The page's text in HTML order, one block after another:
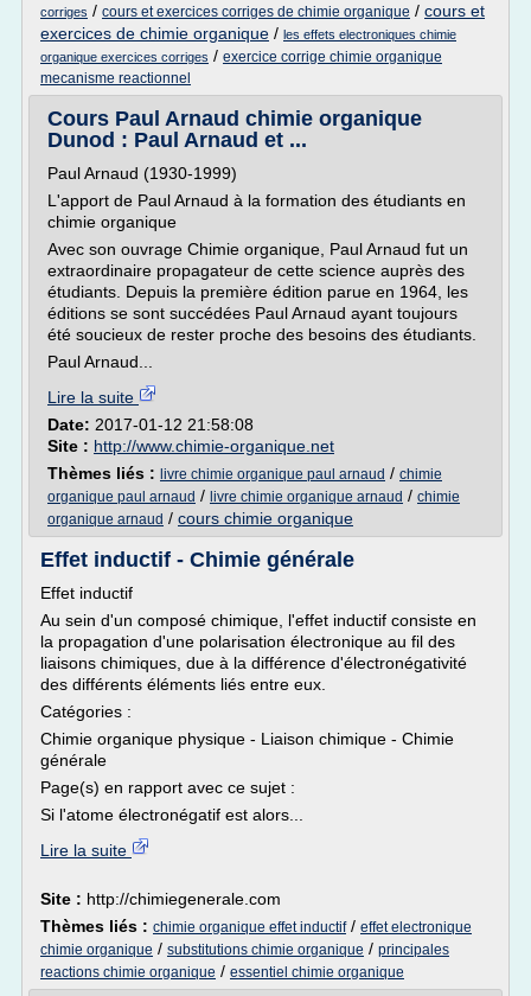
corriges / cours et exercices corriges de chimie organique / cours et
exercices de chimie organique / les effets electroniques chimie
organique exercices corriges / exercice corrige chimie organique
mecanisme reactionnel
Cours Paul Arnaud chimie organique
Dunod : Paul Arnaud et ...
Paul Arnaud (1930-1999)
L'apport de Paul Arnaud à la formation des étudiants en
chimie organique
Avec son ouvrage Chimie organique, Paul Arnaud fut un
extraordinaire propagateur de cette science auprès des
étudiants. Depuis la première édition parue en 1964, les
éditions se sont succédées Paul Arnaud ayant toujours
été soucieux de rester proche des besoins des étudiants.
Paul Arnaud...
Lire la suite
Date: 2017-01-12 21:58:08
Site : http://www.chimie-organique.net
Thèmes liés : livre chimie organique paul arnaud / chimie
organique paul arnaud / livre chimie organique arnaud / chimie
organique arnaud / cours chimie organique
Effet inductif - Chimie générale
Effet inductif
Au sein d'un composé chimique, l'effet inductif consiste en
la propagation d'une polarisation électronique au fil des
liaisons chimiques, due à la différence d'électronégativité
des différents éléments liés entre eux.
Catégories :
Chimie organique physique - Liaison chimique - Chimie
générale
Page(s) en rapport avec ce sujet :
Si l'atome électronégatif est alors...
Lire la suite
Site : http://chimiegenerale.com
Thèmes liés : chimie organique effet inductif/ effet electronique
chimie organique / substitutions chimie organique / principales
reactions chimie organique / essentiel chimie organique